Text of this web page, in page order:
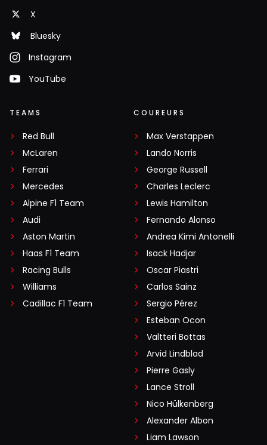
X
Bluesky
Instagram
YouTube
TEAMS
Red Bull
McLaren
Ferrari
Mercedes
Alpine F1 Team
Audi
Aston Martin
Haas F1 Team
Racing Bulls
Williams
Cadillac F1 Team
COUREURS
Max Verstappen
Lando Norris
George Russell
Charles Leclerc
Lewis Hamilton
Fernando Alonso
Andrea Kimi Antonelli
Isack Hadjar
Oscar Piastri
Carlos Sainz
Sergio Pérez
Esteban Ocon
Valtteri Bottas
Arvid Lindblad
Pierre Gasly
Lance Stroll
Nico Hülkenberg
Alexander Albon
Liam Lawson